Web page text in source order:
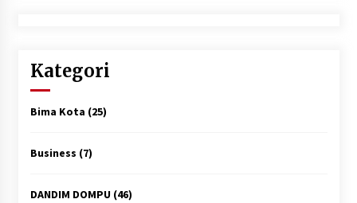
Kategori
Bima Kota (25)
Business (7)
DANDIM DOMPU(46)